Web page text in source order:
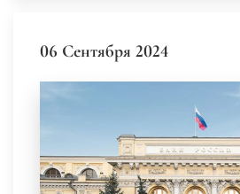
06 Сентября 2024